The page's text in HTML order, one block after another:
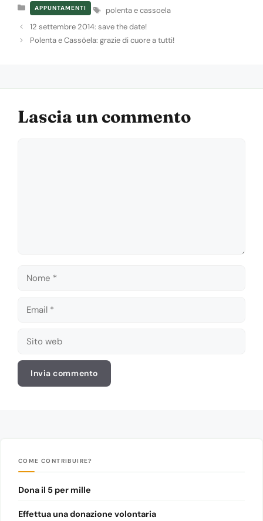
Categorie
APPUNTAMENTI Tag
polenta e cassoela
12 settembre 2014: save the date!
Polenta e Cassöela: grazie di cuore a tutti!
Lascia un commento
Nome
Email
Sito
COME CONTRIBUIRE?
Dona il 5 per mille
Effettua una donazione volontaria